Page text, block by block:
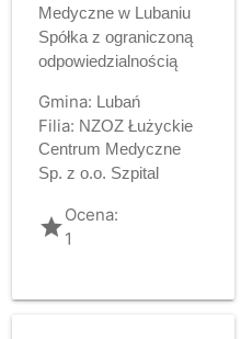
Medyczne w Lubaniu
Spółka z ograniczoną
odpowiedzialnością
Gmina: Lubań
Filia: NZOZ Łużyckie
Centrum Medyczne
Sp. z o.o. Szpital
gradeOcena:
1